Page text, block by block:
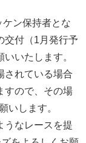
ン保持者とな
交付（1月発行予
いたします。
されている場合
すので、その場
いします。
うなレースを提